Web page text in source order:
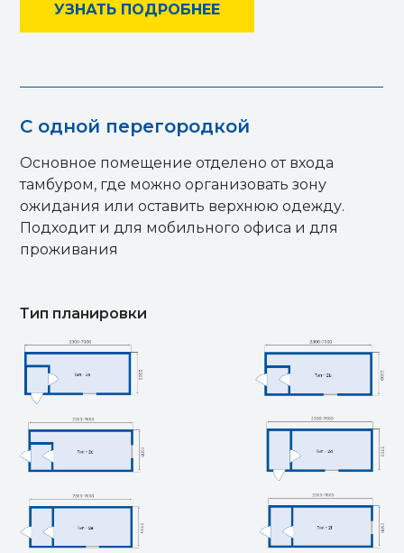
УЗНАТЬ ПОДРОБНЕЕ
С одной перегородкой
Основное помещение отделено от входа
тамбуром, где можно организовать зону
ожидания или оставить верхнюю одежду.
Подходит и для мобильного офиса и для
проживания
Тип планировки